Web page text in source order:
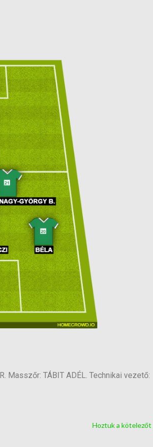
Masszőr: TÁBIT ADÉL. Technikai vezető:
Hoztuk a kötelezőt